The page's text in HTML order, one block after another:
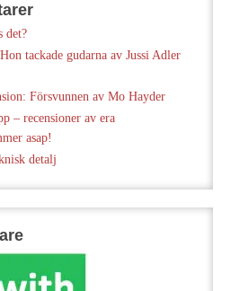
det?
tackade gudarna av Jussi Adler
Försvunnen av Mo Hayder
– recensioner av era
asap!
detalj